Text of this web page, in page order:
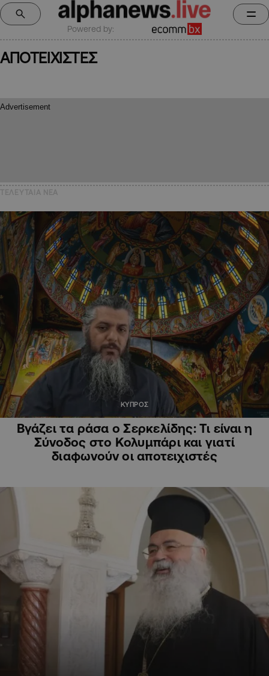
Powered by:
ΑΠΟΤΕΙΧΙΣΤΕΣ
ΚΥΠΡΟΣ
Βγάζει τα ράσα ο Σερκελίδης: Τι είναι η
Σύνοδος στο Κολυμπάρι και γιατί
διαφωνούν οι αποτειχιστές